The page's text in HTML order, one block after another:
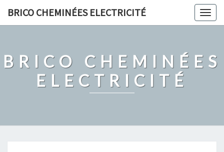
BRICO CHEMINÉES ELECTRICITÉ
BRICO CHEMINÉES
ELECTRICITÉ